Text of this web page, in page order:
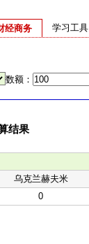
经商务
学习工具
数额：
结果
乌克兰赫夫米
0